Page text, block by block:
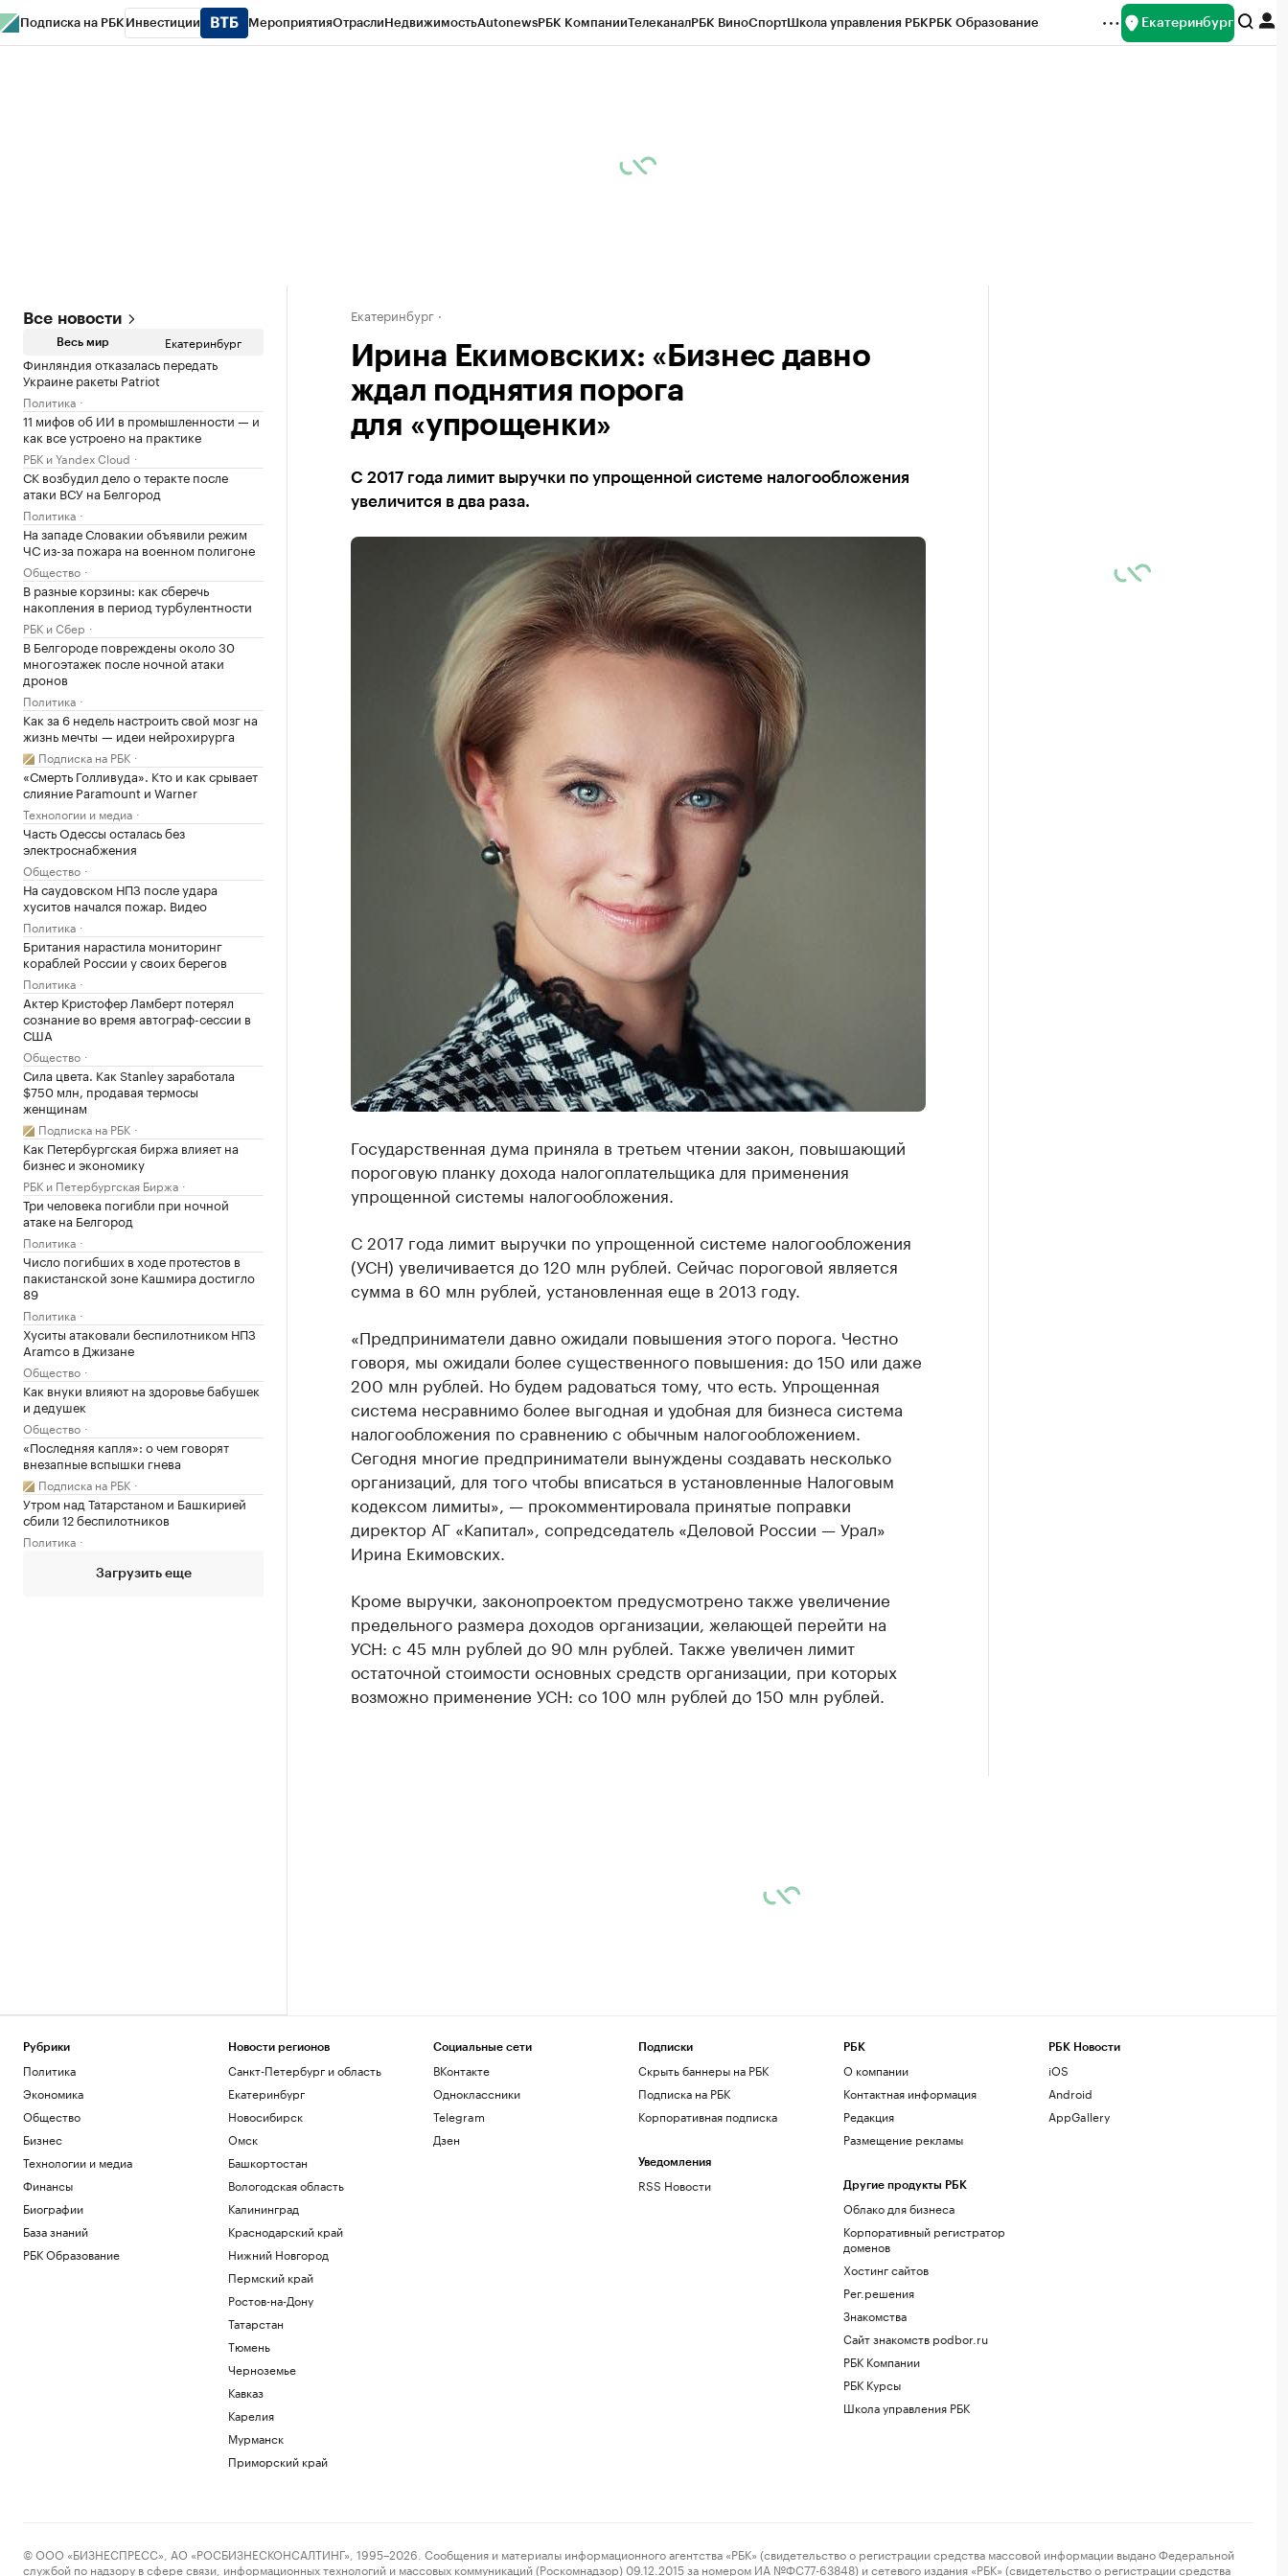
Подписка на РБК Инвестиции МероприятияОтраслиНедвижимостьAutonewsРБК КомпанииТелеканалРБК ВиноСпортШкола управления РБКРБК Образование Екатеринбург
Все новости
Весь мир Екатеринбург
Финляндия отказалась передать
Украине ракеты Patriot
Политика
11 мифов об ИИ в промышленности — и
как все устроено на практике
РБК и Yandex Cloud
СК возбудил дело о теракте после
атаки ВСУ на Белгород
Политика
На западе Словакии объявили режим
ЧС из-за пожара на военном полигоне
Общество
В разные корзины: как сберечь
накопления в период турбулентности
РБК и Сбер
В Белгороде повреждены около 30
многоэтажек после ночной атаки
дронов
Политика
Как за 6 недель настроить свой мозг на
жизнь мечты — идеи нейрохирурга
Подписка на РБК
«Смерть Голливуда». Кто и как срывает
слияние Paramount и Warner
Технологии и медиа
Часть Одессы осталась без
электроснабжения
Общество
На саудовском НПЗ после удара
хуситов начался пожар. Видео
Политика
Британия нарастила мониторинг
кораблей России у своих берегов
Политика
Актер Кристофер Ламберт потерял
сознание во время автограф-сессии в
США
Общество
Сила цвета. Как Stanley заработала
$750 млн, продавая термосы
женщинам
Подписка на РБК
Как Петербургская биржа влияет на
бизнес и экономику
РБК и Петербургская Биржа
Три человека погибли при ночной
атаке на Белгород
Политика
Число погибших в ходе протестов в
пакистанской зоне Кашмира достигло
89
Политика
Хуситы атаковали беспилотником НПЗ
Aramco в Джизане
Общество
Как внуки влияют на здоровье бабушек
и дедушек
Общество
«Последняя капля»: о чем говорят
внезапные вспышки гнева
Подписка на РБК
Утром над Татарстаном и Башкирией
сбили 12 беспилотников
Политика
Загрузить еще
Екатеринбург
Ирина Екимовских: «Бизнес давно
ждал поднятия порога
для «упрощенки»
С 2017 года лимит выручки по упрощенной системе налогообложения
увеличится в два раза.
Государственная дума приняла в третьем чтении закон, повышающий
пороговую планку дохода налогоплательщика для применения
упрощенной системы налогообложения.
С 2017 года лимит выручки по упрощенной системе налогообложения
(УСН) увеличивается до 120 млн рублей. Сейчас пороговой является
сумма в 60 млн рублей, установленная еще в 2013 году.
«Предприниматели давно ожидали повышения этого порога. Честно
говоря, мы ожидали более существенного повышения: до 150 или даже
200 млн рублей. Но будем радоваться тому, что есть. Упрощенная
система несравнимо более выгодная и удобная для бизнеса система
налогообложения по сравнению с обычным налогообложением.
Сегодня многие предприниматели вынуждены создавать несколько
организаций, для того чтобы вписаться в установленные Налоговым
кодексом лимиты», — прокомментировала принятые поправки
директор АГ «Капитал», сопредседатель «Деловой России — Урал»
Ирина Екимовских.
Кроме выручки, законопроектом предусмотрено также увеличение
предельного размера доходов организации, желающей перейти на
УСН: с 45 млн рублей до 90 млн рублей. Также увеличен лимит
остаточной стоимости основных средств организации, при которых
возможно применение УСН: со 100 млн рублей до 150 млн рублей.
Рубрики
Политика
Экономика
Общество
Бизнес
Технологии и медиа
Финансы
Биографии
База знаний
РБК Образование
Новости регионов
Санкт-Петербург и область
Екатеринбург
Новосибирск
Омск
Башкортостан
Вологодская область
Калининград
Краснодарский край
Нижний Новгород
Пермский край
Ростов-на-Дону
Татарстан
Тюмень
Черноземье
Кавказ
Карелия
Мурманск
Приморский край
Социальные сети
ВКонтакте
Одноклассники
Telegram
Дзен
Подписки
Скрыть баннеры на РБК
Подписка на РБК
Корпоративная подписка
Уведомления
RSS Новости
РБК
О компании
Контактная информация
Редакция
Размещение рекламы
Другие продукты РБК
Облако для бизнеса
Корпоративный регистратор
доменов
Хостинг сайтов
Рег.решения
Знакомства
Сайт знакомств podbor.ru
РБК Компании
РБК Курсы
Школа управления РБК
РБК Новости
iOS
Android
AppGallery
© ООО «БИЗНЕСПРЕСС», АО «РОСБИЗНЕСКОНСАЛТИНГ», 1995–2026. Сообщения и материалы информационного агентства «РБК» (свидетельство о регистрации средства массовой информации выдано Федеральной
службой по надзору в сфере связи, информационных технологий и массовых коммуникаций (Роскомнадзор) 09.12.2015 за номером ИА №ФС77-63848) и сетевого издания «РБК» (свидетельство о регистрации средства